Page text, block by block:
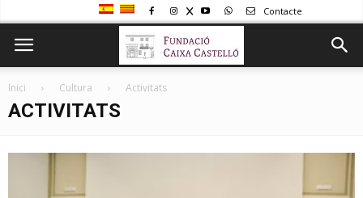
Contacte
Inici Cultura Activitats
ACTIVITATS